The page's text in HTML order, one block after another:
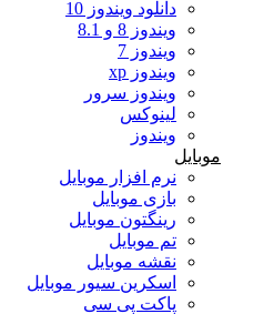
دانلود ویندوز 10
ویندوز 8 و 8.1
ویندوز 7
ویندوز xp
ویندوز سرور
لینوکس
ویندوز
موبایل
نرم افزار موبایل
بازی موبایل
رینگتون موبایل
تم موبایل
نقشه موبایل
اسکرین سیور موبایل
پاکت پی سی